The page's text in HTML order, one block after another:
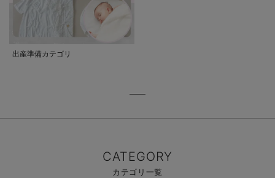
出産準備カテゴリ
CATEGORY
カテゴリ一覧